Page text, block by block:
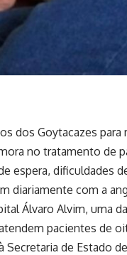
dos Goytacazes para
no tratamento de
espera, dificuldades
diariamente com a
Álvaro Alvim, uma
pacientes de
de Estado